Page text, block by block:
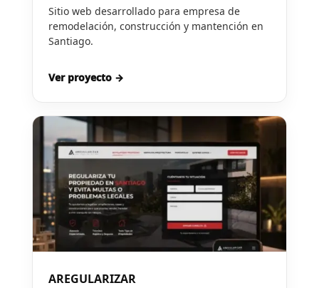
Sitio web desarrollado para empresa de
remodelación, construcción y mantención en
Santiago.
Ver proyecto →
AREGULARIZAR